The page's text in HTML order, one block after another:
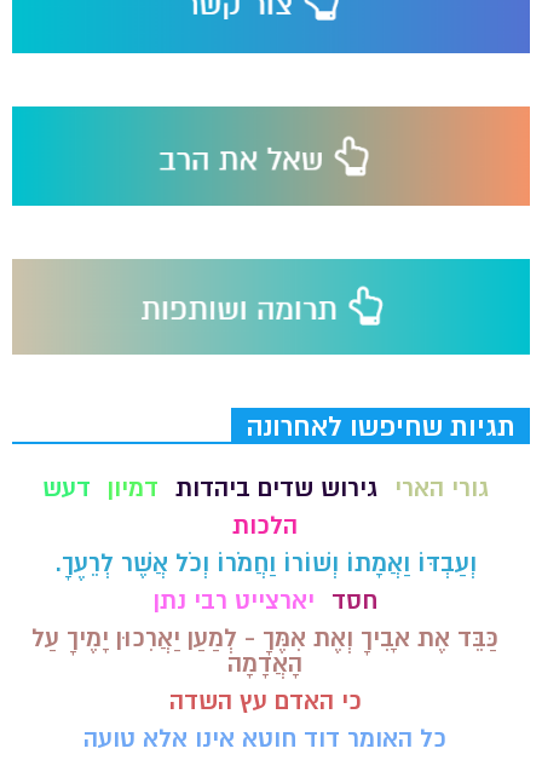
תגיות שחיפשו לאחרונה
גורי הארי גירוש שדים ביהדות דמיון
דעש
הלכות
וְעַבְדּוֹ וַאֲמָתוֹ וְשׁוֹרוֹ וַחֲמֹרוֹ וְכֹל אֲשֶׁר לְרֵעֶךָ.
חסד
יארצייט רבי נתן
כַּבֵּד אֶת אָבִיךָ וְאֶת אִמֶּךָ - לְמַעַן יַאֲרִכוּן יָמֶיךָ עַל
הָאֲדָמָה
כי האדם עץ השדה
כל האומר דוד חוטא אינו אלא טועה